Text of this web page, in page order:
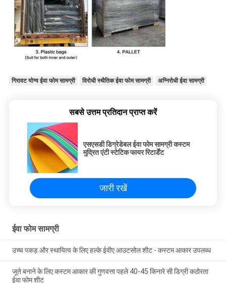
गिरावट योग्य ईवा फोम सामग्री विरोधी स्थैतिक ईवा फोम सामग्री अग्निरोधी ईवा सामग्री
सबसे उत्तम प्रतिदान प्राप्त करें
एसएसडी डिग्रेडेबल ईवा फोम सामग्री कस्टम
मुद्रित एंटी स्टेटिक फायर रिटार्डेंट
जारी रखें
ईवा फोम सामग्री
उच्च पकड़ और स्थायित्व के लिए हल्के ईवीए आउटसोल शीट - कस्टम आकार उपलब्ध
जूते बनाने के लिए कस्टम आकार की गुणवत्ता पहले 40-45 किनारे सी डिग्री कठोरता
ईवा फोम शीट